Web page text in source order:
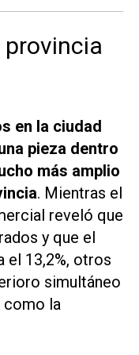
provincia
en la ciudad
pieza dentro
más amplio
. Mientras el
reveló que
y que el
el 13,2%, otros
simultáneo
la